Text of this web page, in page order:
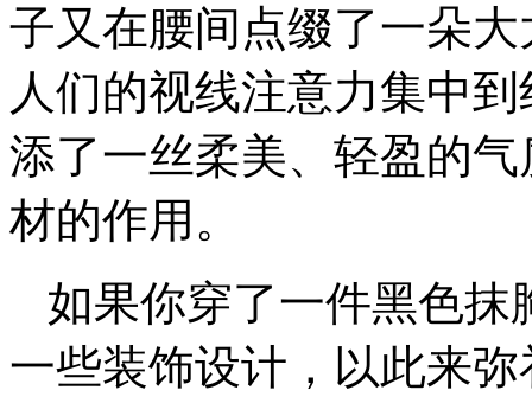
子又在腰间点缀了一朵
人们的视线注意力集中
添了一丝柔美、轻盈的
材的作用。
如果你穿了一件黑色抹
一些装饰设计，以此来